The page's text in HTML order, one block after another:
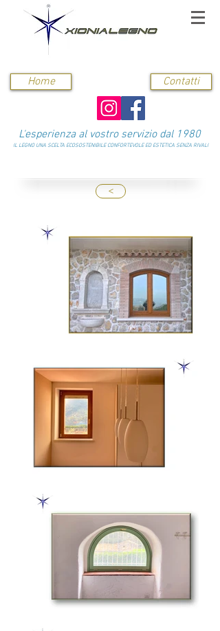
Home Contatti
L'esperienza al vostro servizio dal 1980
IL LEGNO UNA SCELTA ECOSOSTENIBILE CONFORTEVOLE ED ESTETICA SENZA RIVALI
<